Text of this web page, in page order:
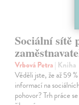
Sociální sítě
Vrbová Petra| Kniha
Věděli jste, že až 59
informací na
pohovor? Trh práce